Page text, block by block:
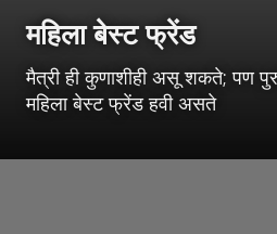
महिला बेस्ट फ्रेंड
मैत्री ही कुणाशीही असू शकते; पण
महिला बेस्ट फ्रेंड हवी असते